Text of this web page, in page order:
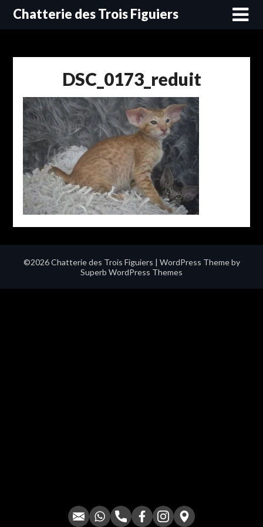
SkipChatterie des Trois Figuiers
DSC_0173_reduit
©2026 Chatterie des Trois Figuiers | WordPress Theme by
Superb WordPress Themes